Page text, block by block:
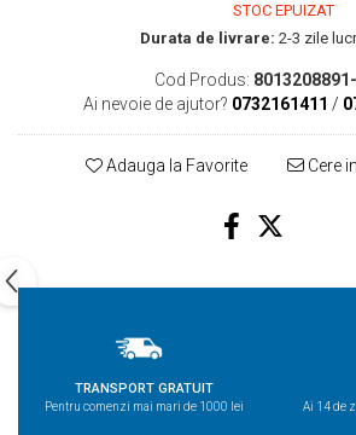
STOC EPUIZAT
Durata de livrare: 2-3 zile
Cod Produs:
Ai nevoie de ajutor? 0732161411 /
Adauga la Favorite Cere
TRANSPORT GRATUIT
Pentru comenzi mai mari de 1000 lei Ai 14 de